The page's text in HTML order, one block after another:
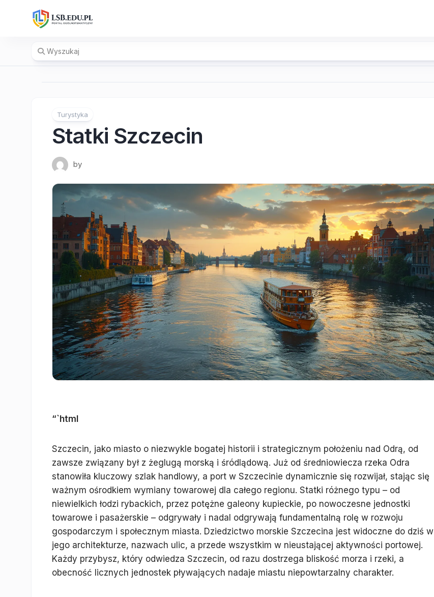
Turystyka
Statki Szczecin
by
“`html
Szczecin, jako miasto o niezwykle bogatej historii i strategicznym położeniu nad Odrą, od
zawsze związany był z żeglugą morską i śródlądową. Już od średniowiecza rzeka Odra
stanowiła kluczowy szlak handlowy, a port w Szczecinie dynamicznie się rozwijał, stając się
ważnym ośrodkiem wymiany towarowej dla całego regionu. Statki różnego typu – od
niewielkich łodzi rybackich, przez potężne galeony kupieckie, po nowoczesne jednostki
towarowe i pasażerskie – odgrywały i nadal odgrywają fundamentalną rolę w rozwoju
gospodarczym i społecznym miasta. Dziedzictwo morskie Szczecina jest widoczne do dziś w
jego architekturze, nazwach ulic, a przede wszystkim w nieustającej aktywności portowej.
Każdy przybysz, który odwiedza Szczecin, od razu dostrzega bliskość morza i rzeki, a
obecność licznych jednostek pływających nadaje miastu niepowtarzalny charakter.